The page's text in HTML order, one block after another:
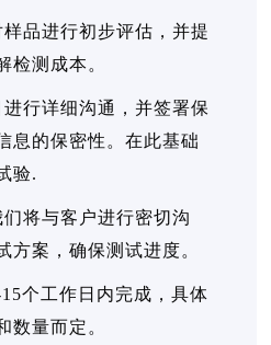
品进行初步评估，并提
检测成本。
行详细沟通，并签署保
息的保密性。在此基础
验.
将与客户进行密切沟
方案，确保测试进度。
个工作日内完成，具体
数量而定。